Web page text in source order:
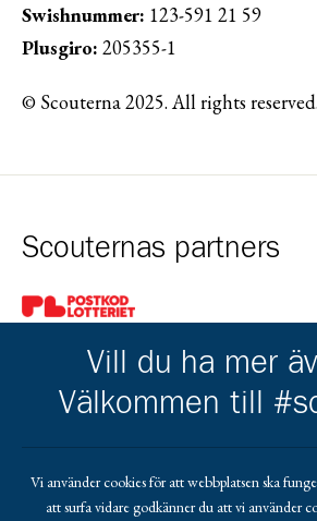
Swishnummer: 123-591 21 59
Plusgiro: 205355-1
© Scouterna 2025. All rights reserved.
Scouternas partners
Gå till pl_50
Kårens partners
Vill du ha mer
Välkommen till
Vi använder cookies för att webbplatsen ska
att surfa vidare godkänner du att vi använder